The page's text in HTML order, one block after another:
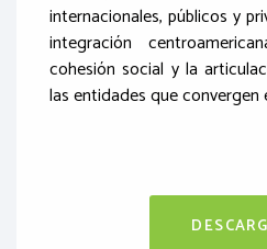
internacionales, públicos y
integración
cohesión social y la
las entidades que convergen